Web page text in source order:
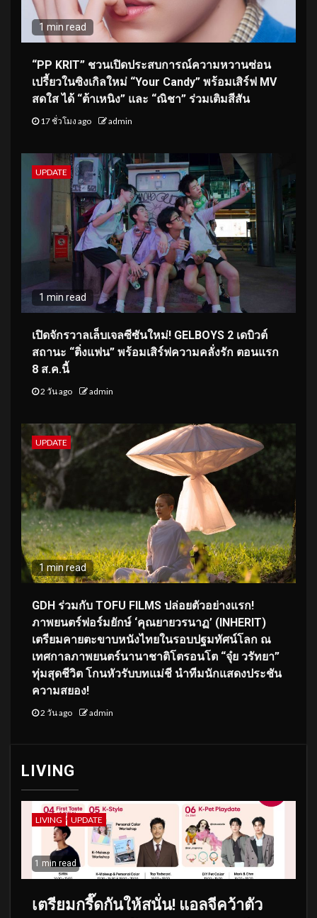
1 min read
“PP KRIT” ชวนเปิดประสบการณ์ความหวานซ่อน
เปรี้ยวในซิงเกิลใหม่ “Your Candy” พร้อมเสิร์ฟ MV
สดใส ได้ “ต้าเหนิง” และ “ณิชา” ร่วมเติมสีสัน
17 ชั่วโมง ago admin
UPDATE
1 min read
เปิดจักรวาลเล็บเจลซีซันใหม่! GELBOYS 2 เดบิวต์
สถานะ “ติ่งแฟน” พร้อมเสิร์ฟความคลั่งรัก ตอนแรก
8 ส.ค.นี้
2 วัน ago admin
UPDATE
1 min read
GDH ร่วมกับ TOFU FILMS ปล่อยตัวอย่างแรก!
ภาพยนตร์ฟอร์มยักษ์ ‘คุณยายวรนาฏ’ (INHERIT)
เตรียมคายตะขาบหนังไทยในรอบปฐมทัศน์โลก ณ
เทศกาลภาพยนตร์นานาชาติโตรอนโต “จุ๋ย วรัทยา”
ทุ่มสุดชีวิต โกนหัวรับบทแม่ชี นำทีมนักแสดงประชัน
ความสยอง!
2 วัน ago admin
LIVING
LIVING UPDATE
1 min read
เตรียมกรี๊ดกันให้สนั่น! แอลจีคว้าตัว